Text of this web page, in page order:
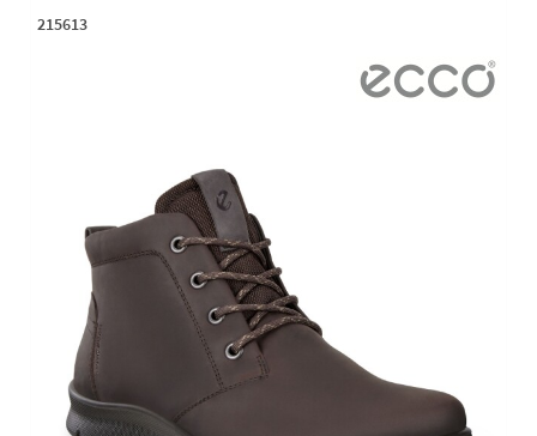
215613